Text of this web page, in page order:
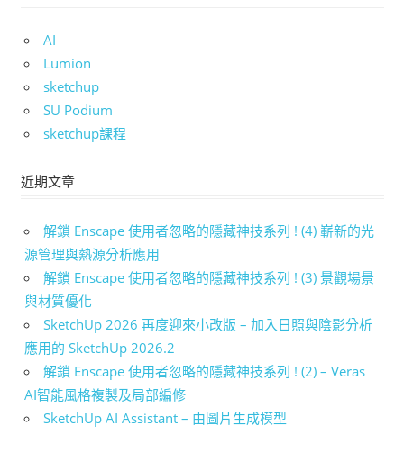
AI
Lumion
sketchup
SU Podium
sketchup課程
近期文章
解鎖 Enscape 使用者忽略的隱藏神技系列 ! (4) 嶄新的光
源管理與熱源分析應用
解鎖 Enscape 使用者忽略的隱藏神技系列 ! (3) 景觀場景
與材質優化
SketchUp 2026 再度迎來小改版 – 加入日照與陰影分析
應用的 SketchUp 2026.2
解鎖 Enscape 使用者忽略的隱藏神技系列 ! (2) – Veras
AI智能風格複製及局部編修
SketchUp AI Assistant – 由圖片生成模型